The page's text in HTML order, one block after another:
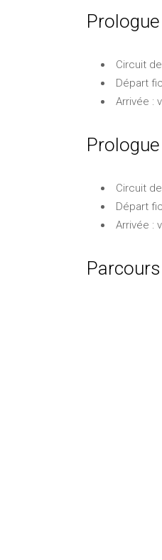
Circuit
Départ
Arrivée :
Circuit
Départ
Arrivée :
Parcours